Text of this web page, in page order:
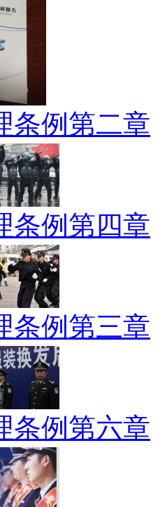
条例第二章
条例第四章
条例第三章
条例第六章